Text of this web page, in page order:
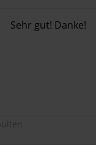
is
Sehr gut! Danke!